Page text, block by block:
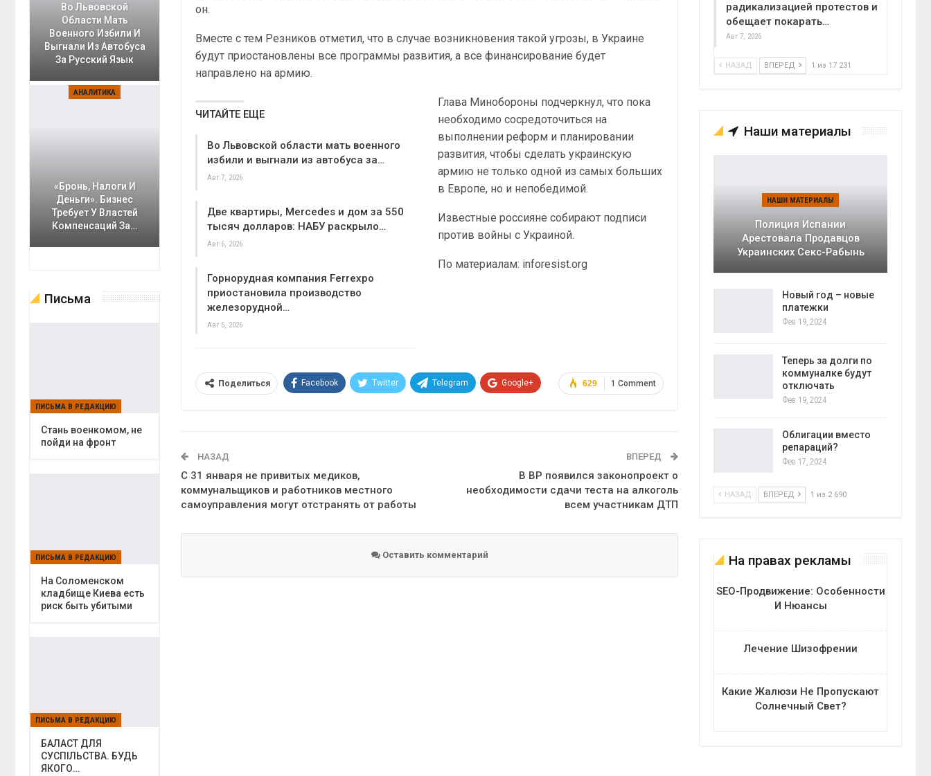
он.
Вместе с тем Резников отметил, что в случае возникновения такой угрозы, в Украине
будут приостановлены все программы развития, а все финансирование будет
направлено на армию.
ЧИТАЙТЕ ЕЩЕ
Во Львовской области мать военного
избили и выгнали из автобуса за…
Авг 7, 2026
Две квартиры, Mercedes и дом за 550
тысяч долларов: НАБУ раскрыло…
Авг 6, 2026
Горнорудная компания Ferrexpo
приостановила производство
железорудной…
Авг 5, 2026
Глава Минобороны подчеркнул, что пока
необходимо сосредоточиться на
выполнении реформ и планировании
развития, чтобы сделать украинскую
армию не только одной из самых больших
в Европе, но и непобедимой.
Известные россияне собирают подписи
против войны с Украиной.
По материалам: inforesist.org
1 Comment
629
Поделиться Facebook Twitter Telegram Google+
НАЗАД
С 31 января не привитых медиков,
коммунальщиков и работников местного
самоуправления могут отстранять от работы
ВПЕРЕД
В ВР появился законопроект о
необходимости сдачи теста на алкоголь
всем участникам ДТП
Оставить комментарий
радикализацией протестов и
обещает покарать…
Авг 7, 2026
НАЗАД ВПЕРЕД 1 из 17 231
Наши материалы
НАШИ МАТЕРИАЛЫ
Полиция Испании
Арестовала Продавцов
Украинских Секс-Рабынь
Новый год – новые
платежки
Фев 19, 2024
Теперь за долги по
коммуналке будут
отключать
Фев 19, 2024
Облигации вместо
репараций?
Фев 17, 2024
НАЗАД ВПЕРЕД 1 из 2 690
На правах рекламы
SEO-Продвижение: Особенности
И Нюансы
Лечение Шизофрении
Какие Жалюзи Не Пропускают
Солнечный Свет?
Во Львовской
Области Мать
Военного Избили И
Выгнали Из Автобуса
За Русский Язык
АНАЛИТИКА
«Бронь, Налоги И
Деньги». Бизнес
Требует У Властей
Компенсаций За…
Письма
ПИСЬМА В РЕДАКЦИЮ
Cтань военкомом, не
пойди на фронт
ПИСЬМА В РЕДАКЦИЮ
На Соломенском
кладбище Киева есть
риск быть убитыми
ПИСЬМА В РЕДАКЦИЮ
БАЛАСТ ДЛЯ
СУСПІЛЬСТВА. БУДЬ
ЯКОГО…